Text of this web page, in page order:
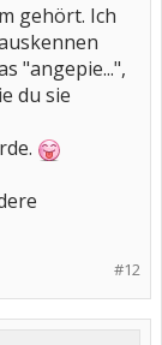
gehört. Ich
"angepie...",
du sie
#12